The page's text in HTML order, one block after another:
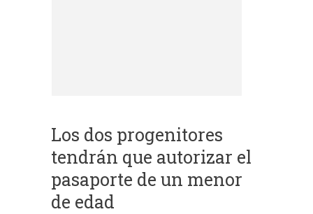
Los dos progenitores
tendrán que autorizar el
pasaporte de un menor
de edad